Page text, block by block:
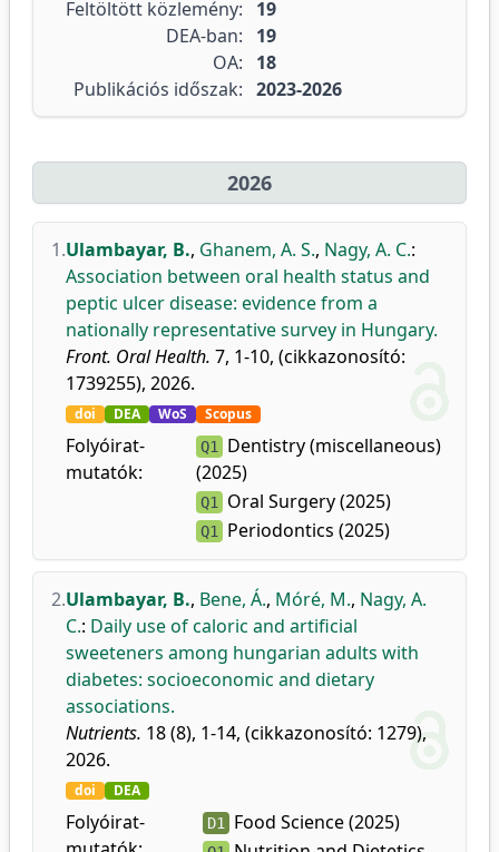
Feltöltött közlemény:
19
DEA-ban:
19
OA:
18
Publikációs időszak: 2023-2026
2026
1.Ulambayar, B., Ghanem, A. S., Nagy, A. C.:
Association between oral health status and
peptic ulcer disease: evidence from a
nationally representative survey in Hungary.
Front. Oral Health. 7, 1-10, (cikkazonosító:
1739255), 2026.
doi DEA WoS Scopus
Folyóirat-
mutatók:
Q1
Dentistry (miscellaneous)
(2025)
Q1 Oral Surgery (2025)
Q1 Periodontics (2025)
2.Ulambayar, B., Bene, Á., Móré, M., Nagy, A.
C.: Daily use of caloric and artificial
sweeteners among hungarian adults with
diabetes: socioeconomic and dietary
associations.
Nutrients. 18 (8), 1-14, (cikkazonosító: 1279),
2026.
doi DEA
Folyóirat-
D1 Food Science (2025)